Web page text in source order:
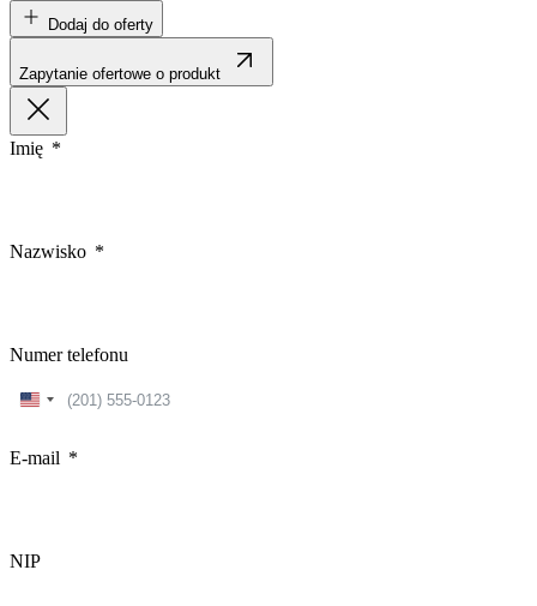
Dodaj do oferty
Zapytanie ofertowe o produkt
Imię
Nazwisko
Numer telefonu
United
E-mail
NIP